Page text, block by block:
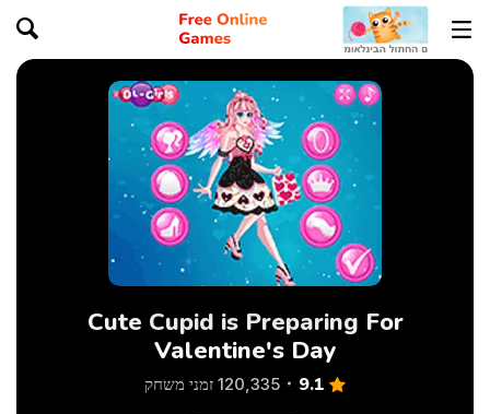
Cute Cupid is Preparing For
Valentine's Day
9.1 120,335 זמני משחק